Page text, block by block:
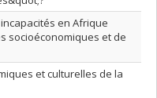
en Afrique
socioéconomiques et de
et culturelles de la